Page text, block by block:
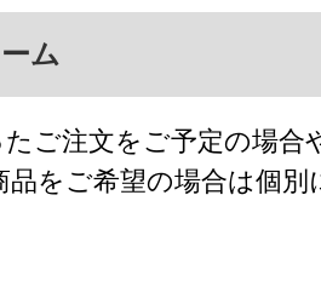
ム
ご注文をご予定の場合
をご希望の場合は個別